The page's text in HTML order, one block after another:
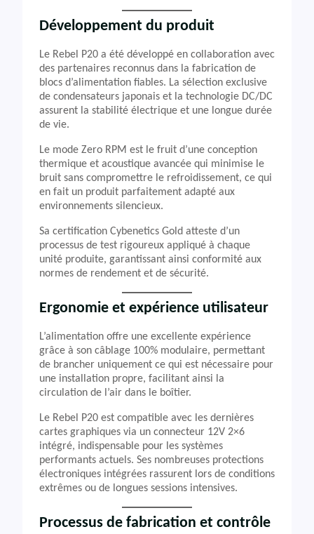
Développement du produit
Le Rebel P20 a été développé en collaboration avec
des partenaires reconnus dans la fabrication de
blocs d’alimentation fiables. La sélection exclusive
de condensateurs japonais et la technologie DC/DC
assurent la stabilité électrique et une longue durée
de vie.
Le mode Zero RPM est le fruit d’une conception
thermique et acoustique avancée qui minimise le
bruit sans compromettre le refroidissement, ce qui
en fait un produit parfaitement adapté aux
environnements silencieux.
Sa certification Cybenetics Gold atteste d’un
processus de test rigoureux appliqué à chaque
unité produite, garantissant ainsi conformité aux
normes de rendement et de sécurité.
Ergonomie et expérience utilisateur
L’alimentation offre une excellente expérience
grâce à son câblage 100% modulaire, permettant
de brancher uniquement ce qui est nécessaire pour
une installation propre, facilitant ainsi la
circulation de l’air dans le boîtier.
Le Rebel P20 est compatible avec les dernières
cartes graphiques via un connecteur 12V 2×6
intégré, indispensable pour les systèmes
performants actuels. Ses nombreuses protections
électroniques intégrées rassurent lors de conditions
extrêmes ou de longues sessions intensives.
Processus de fabrication et contrôle